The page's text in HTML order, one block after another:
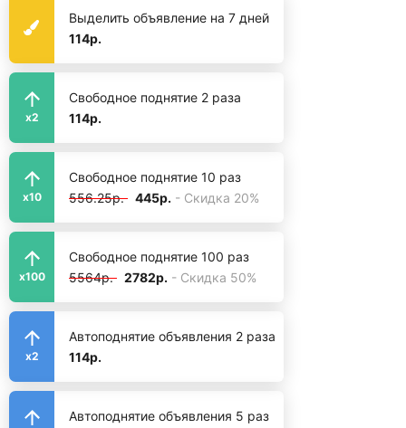
Выделить объявление на 7 дней
114р.
x2
Свободное поднятие 2 раза
114р.
x10
Свободное поднятие 10 раз
556.25р. 445р. - Скидка 20%
x100
Свободное поднятие 100 раз
5564р. 2782р. - Скидка 50%
x2
Автоподнятие объявления 2 раза
114р.
Автоподнятие объявления 5 раз